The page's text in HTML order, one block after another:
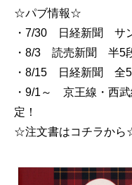
☆パブ情報☆
・7/30 日経新聞 サ
・8/3 読売新聞 半5
・8/15 日経新聞 全5
・9/1～ 京王線・西
定！
☆注文書はコチラか